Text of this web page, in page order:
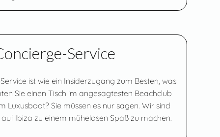
Service
ist wie ein Insiderzugang zum Besten, was
Sie einen Tisch im angesagtesten Beachclub
Luxusboot? Sie müssen es nur sagen. Wir sind
Ibiza zu einem mühelosen Spaß zu machen.